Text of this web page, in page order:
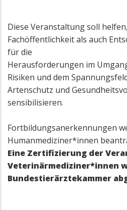
Diese Veranstaltung soll
Fachöffentlichkeit als auch
für die
Herausforderungen im
Risiken und dem
Artenschutz und
sensibilisieren.
Fortbildungsanerkennungen
Humanmediziner*innen
Eine Zertifizierung der
Veterinärmediziner*innen
Bundestierärztekammer